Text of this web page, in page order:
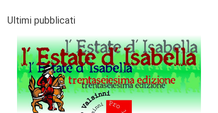
Ultimi pubblicati